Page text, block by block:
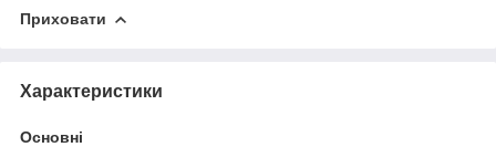
Приховати
Характеристики
Основні